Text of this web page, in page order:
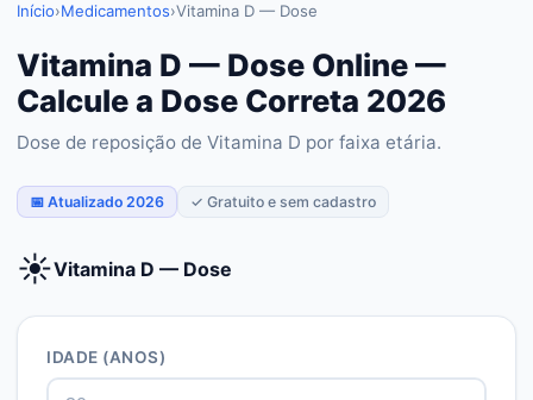
Início›Medicamentos›Vitamina D — Dose
Vitamina D — Dose Online —
Calcule a Dose Correta 2026
Dose de reposição de Vitamina D por faixa etária.
📅 Atualizado 2026 ✓ Gratuito e sem cadastro
☀️Vitamina D — Dose
IDADE (ANOS)